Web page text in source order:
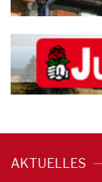
AKTUELLES